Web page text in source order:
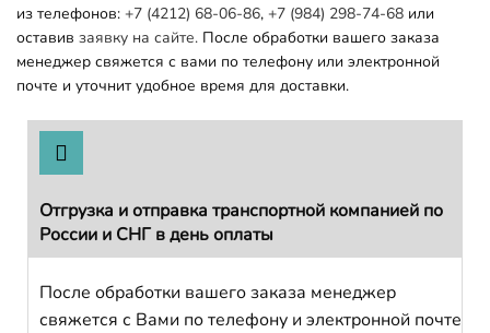
из телефонов: +7 (4212) 68-06-86, +7 (984) 298-74-68 или
оставив заявку на сайте. После обработки вашего заказа
менеджер свяжется с вами по телефону или электронной
почте и уточнит удобное время для доставки.
Отгрузка и отправка транспортной компанией по
России и СНГ в день оплаты
После обработки вашего заказа менеджер
свяжется с Вами по телефону и электронной почте